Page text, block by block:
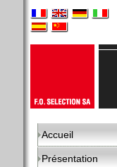
Accueil
Présentation